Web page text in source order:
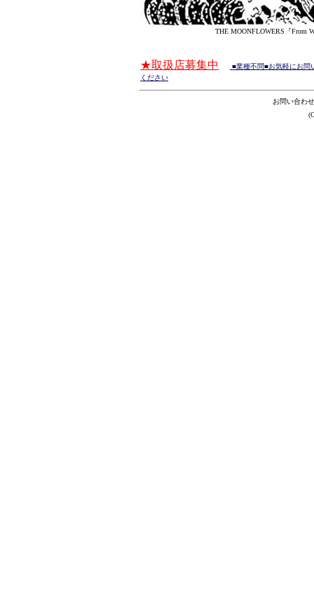
THE MOONFLOWERS『From
★取扱店募集中 ■業種不問■お気軽にお問
ください
お問い合わ